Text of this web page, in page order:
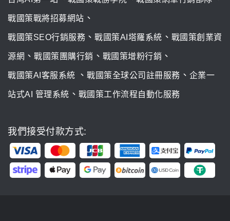
戰國策戰將招募網站 、
戰國策SEO行銷服務 、 戰國策AI塔羅系統 、 戰國策創業資
源網 、 戰國策團購行銷 、 戰國策增粉行銷 、
戰國策AI客服系統 、 戰國策全球公司註冊服務 、 企業一
站式AI 管理系統 、 戰國策工作流程自動化服務
我們接受付款方式: